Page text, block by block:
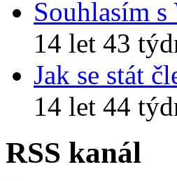
Souhlasím s
14 let 43
Jak se stát
14 let 44
RSS kanál